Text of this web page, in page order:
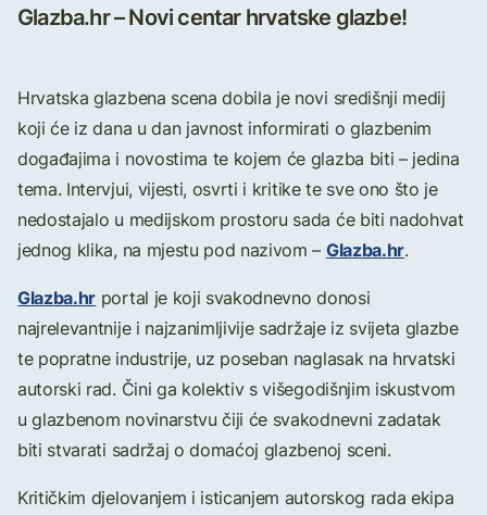
Glazba.hr – Novi centar hrvatske glazbe!
Hrvatska glazbena scena dobila je novi središnji medij
koji će iz dana u dan javnost informirati o glazbenim
događajima i novostima te kojem će glazba biti – jedina
tema. Intervjui, vijesti, osvrti i kritike te sve ono što je
nedostajalo u medijskom prostoru sada će biti nadohvat
jednog klika, na mjestu pod nazivom – Glazba.hr.
Glazba.hr portal je koji svakodnevno donosi
najrelevantnije i najzanimljivije sadržaje iz svijeta glazbe
te popratne industrije, uz poseban naglasak na hrvatski
autorski rad. Čini ga kolektiv s višegodišnjim iskustvom
u glazbenom novinarstvu čiji će svakodnevni zadatak
biti stvarati sadržaj o domaćoj glazbenoj sceni.
Kritičkim djelovanjem i isticanjem autorskog rada ekipa